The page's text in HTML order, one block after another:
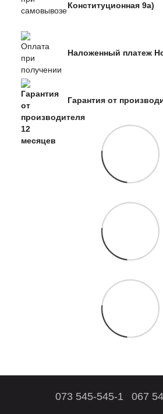
Конституционная 9а)
Наложенный платеж
Гарантия от
073 545-545-1 067